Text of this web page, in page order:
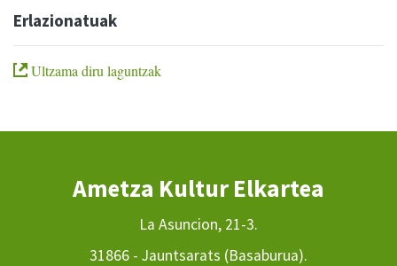
Erlazionatuak
Ultzama diru laguntzak
Ametza Kultur Elkartea
La Asuncion, 21-3.
31866 - Jauntsarats (Basaburua).